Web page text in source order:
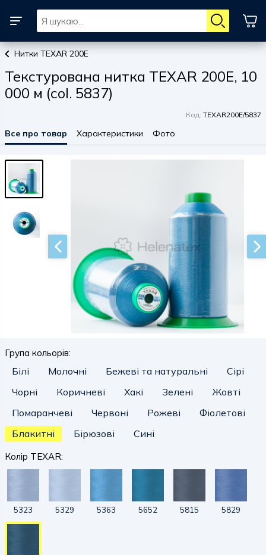
Нитки TEXAR 200E
Текстурована нитка TEXAR 200E, 10
000 м (col. 5837)
Код: TEXAR200E/5837
Все про товар Характеристики Фото
Група кольорів:
Білі Молочні Бежеві та натуральні
Сірі
Чорні
Коричневі Хакі Зелені
Жовті
Помаранчеві
Червоні Рожеві
Фіолетові
Блакитні
Бірюзові Сині
Колір TEXAR:
5323 5329 5363 5652 5815 5829